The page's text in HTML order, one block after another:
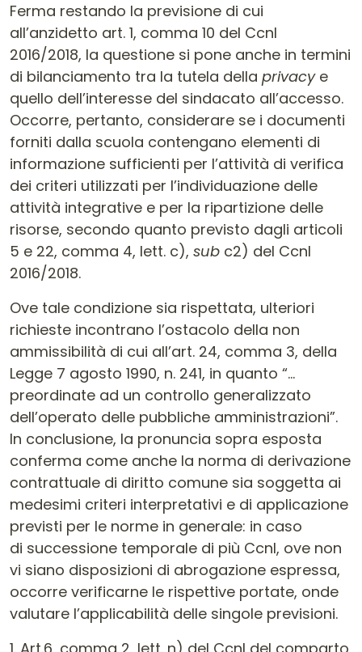
Ferma restando la previsione di cui
all’anzidetto art. 1, comma 10 del Ccnl
2016/2018, la questione si pone anche in termini
di bilanciamento tra la tutela della privacye
quello dell’interesse del sindacato all’accesso.
Occorre, pertanto, considerare se i documenti
forniti dalla scuola contengano elementi di
informazione sufficienti per l’attività di verifica
dei criteri utilizzati per l’individuazione delle
attività integrative e per la ripartizione delle
risorse, secondo quanto previsto dagli articoli
5 e 22, comma 4, lett. c), sub c2) del Ccnl
2016/2018.
Ove tale condizione sia rispettata, ulteriori
richieste incontrano l’ostacolo della non
ammissibilità di cui all’art. 24, comma 3, della
Legge 7 agosto 1990, n. 241, in quanto “…
preordinate ad un controllo generalizzato
dell’operato delle pubbliche amministrazioni”.
In conclusione, la pronuncia sopra esposta
conferma come anche la norma di derivazione
contrattuale di diritto comune sia soggetta ai
medesimi criteri interpretativi e di applicazione
previsti per le norme in generale: in caso
di successione temporale di più Ccnl, ove non
vi siano disposizioni di abrogazione espressa,
occorre verificarne le rispettive portate, onde
valutare l’applicabilità delle singole previsioni.